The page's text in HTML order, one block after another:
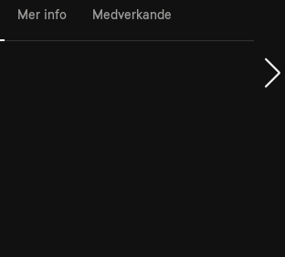
Mer info Medverkande